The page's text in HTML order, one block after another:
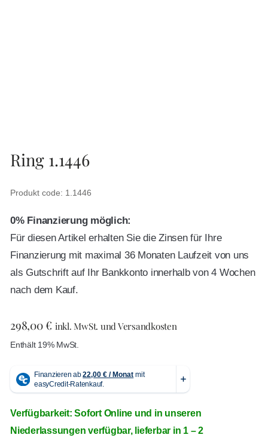
Ring 1.1446
Produkt code: 1.1446
0% Finanzierung möglich:
Für diesen Artikel erhalten Sie die Zinsen für Ihre
Finanzierung mit maximal 36 Monaten Laufzeit von uns
als Gutschrift auf Ihr Bankkonto innerhalb von 4 Wochen
nach dem Kauf.
298,00€ inkl. MwSt. und Versandkosten
Enthält 19% MwSt.
Verfügbarkeit: Sofort Online und in unseren
Niederlassungen verfügbar, lieferbar in 1 – 2